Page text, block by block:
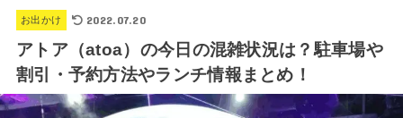
お出かけ 2022.07.20
アトア（atoa）の今日の混雑状況は？駐車場や
割引・予約方法やランチ情報まとめ！